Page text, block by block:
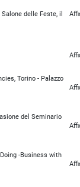
delle Feste, il
Torino - Palazzo
del Seminario
-Business with